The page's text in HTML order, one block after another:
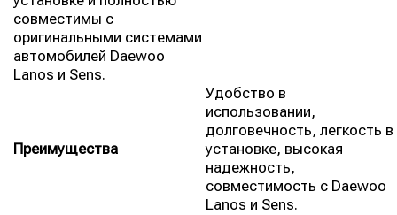
совместимы с
оригинальными системами
автомобилей Daewoo
Lanos и Sens.
Преимущества
Удобство в
использовании,
долговечность, легкость в
установке, высокая
надежность,
совместимость с Daewoo
Lanos и Sens.